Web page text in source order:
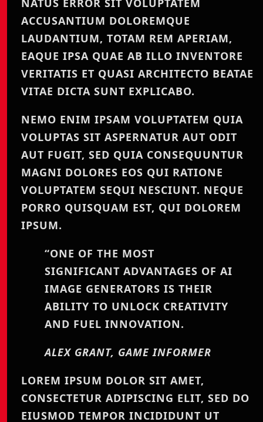
ACCUSANTIUM DOLOREMQUE
LAUDANTIUM, TOTAM REM APERIAM,
EAQUE IPSA QUAE AB ILLO INVENTORE
VERITATIS ET QUASI ARCHITECTO BEATAE
VITAE DICTA SUNT EXPLICABO.
NEMO ENIM IPSAM VOLUPTATEM QUIA
VOLUPTAS SIT ASPERNATUR AUT ODIT
AUT FUGIT, SED QUIA CONSEQUUNTUR
MAGNI DOLORES EOS QUI RATIONE
VOLUPTATEM SEQUI NESCIUNT. NEQUE
PORRO QUISQUAM EST, QUI DOLOREM
IPSUM.
“ONE OF THE MOST
SIGNIFICANT ADVANTAGES OF AI
IMAGE GENERATORS IS THEIR
ABILITY TO UNLOCK CREATIVITY
AND FUEL INNOVATION.
ALEX GRANT, GAME INFORMER
LOREM IPSUM DOLOR SIT AMET,
CONSECTETUR ADIPISCING ELIT, SED DO
EIUSMOD TEMPOR INCIDIDUNT UT